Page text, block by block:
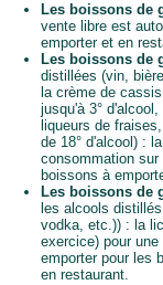
Les boissons de
vente libre est
emporter et en
Les boissons de
distillées (vin,
la crème de
jusqu'à 3°
liqueurs de
de 18° d'alcool) :
consommation
boissons à
Les boissons de
les alcools
vodka, etc.)) : la
exercice) pour
emporter pour les
en restaurant.